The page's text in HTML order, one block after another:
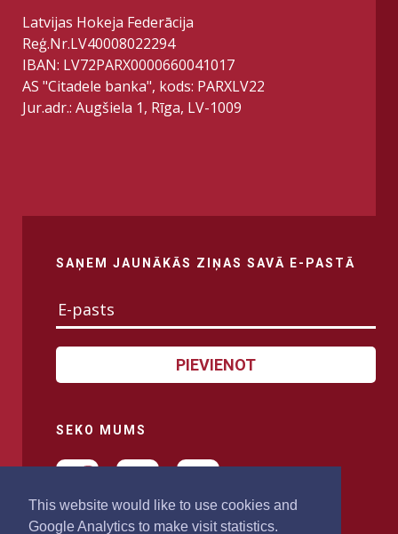
This website would like to use cookies and
Google Analytics to make visit statistics.
Latvijas Hokeja Federācija
Reģ.Nr.LV40008022294
IBAN: LV72PARX0000660041017
AS "Citadele banka", kods: PARXLV22
Jur.adr.: Augšiela 1, Rīga, LV-1009
SAŅEM JAUNĀKĀS ZIŅAS SAVĀ E-PASTĀ
PIEVIENOT
SEKO MUMS